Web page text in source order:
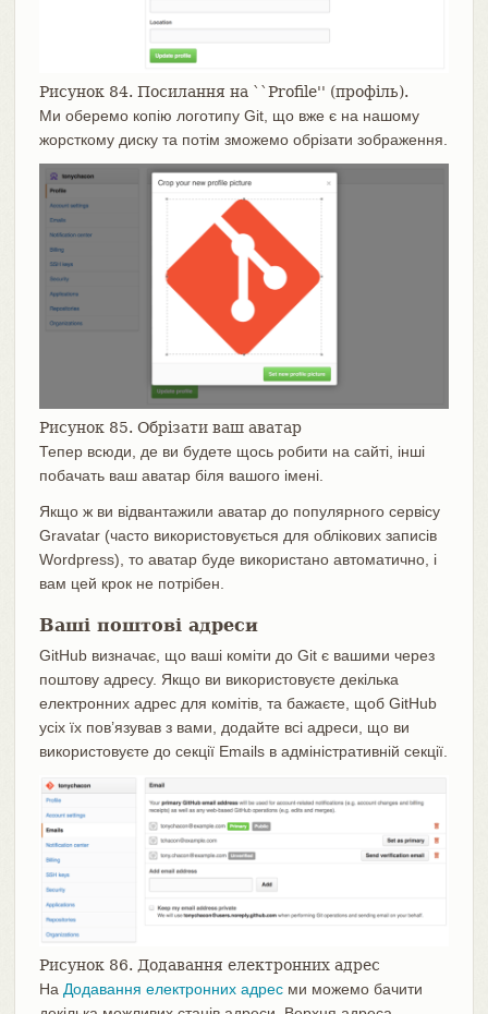
Рисунок 84. Посилання на ``Profile'' (профіль).
Ми оберемо копію логотипу Git, що вже є на нашому
жорсткому диску та потім зможемо обрізати зображення.
Рисунок 85. Обрізати ваш аватар
Тепер всюди, де ви будете щось робити на сайті, інші
побачать ваш аватар біля вашого імені.
Якщо ж ви відвантажили аватар до популярного сервісу
Gravatar (часто використовується для облікових записів
Wordpress), то аватар буде використано автоматично, і
вам цей крок не потрібен.
Ваші поштові адреси
GitHub визначає, що ваші коміти до Git є вашими через
поштову адресу. Якщо ви використовуєте декілька
електронних адрес для комітів, та бажаєте, щоб GitHub
усіх їх пов’язував з вами, додайте всі адреси, що ви
використовуєте до секції Emails в адміністративній секції.
Рисунок 86. Додавання електронних адрес
На Додавання електронних адресми можемо бачити